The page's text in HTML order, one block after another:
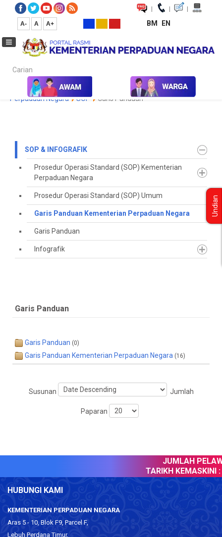
| | |
A- A A+ BM EN
Carian...
Laman Utama SOP & Infografik
Garis Panduan Kementerian
Perpaduan Negara
SOP Garis Panduan
SOP & INFOGRAFIK
Prosedur Operasi Standard (SOP) Kementerian
Perpaduan Negara
Prosedur Operasi Standard (SOP) Umum
Garis Panduan Kementerian Perpaduan Negara
Garis Panduan
Infografik
Garis Panduan
Garis Panduan (0)
Garis Panduan Kementerian Perpaduan Negara (16)
Susunan Jumlah
Paparan
JUMLAH
TARIKH KEMASKINI :
HUBUNGI KAMI
KEMENTERIAN PERPADUAN NEGARA
Aras 5 - 10, Blok F9, Parcel F,
Lebuh Perdana Timur,
Undian